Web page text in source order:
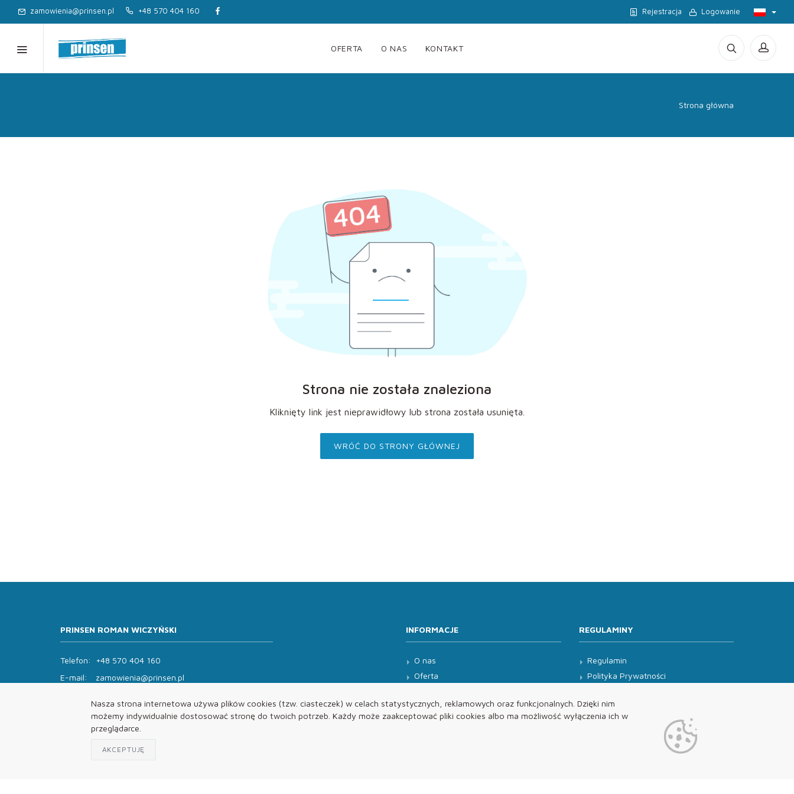
Nasza strona internetowa używa plików cookies (tzw. ciasteczek) w celach statystycznych, reklamowych oraz funkcjonalnych. Dzięki nim
możemy indywidualnie dostosować stronę do twoich potrzeb. Każdy może zaakceptować pliki cookies albo ma możliwość wyłączenia ich w
przeglądarce.
AKCEPTUJĘ
zamowienia@prinsen.pl +48 570 404 160 Rejestracja Logowanie
OFERTA O NAS KONTAKT
Strona główna
Strona nie została znaleziona
Kliknięty link jest nieprawidłowy lub strona została usunięta.
WRÓĆ DO STRONY GŁÓWNEJ
PRINSEN ROMAN WICZYŃSKI
Telefon:
+48 570 404 160
E-mail:
zamowienia@prinsen.pl
Pon - Pt: 8:00 - 14:00 Sob: zamknięte
INFORMACJE
O nas
Oferta
REGULAMINY
Regulamin
Polityka Prywatności